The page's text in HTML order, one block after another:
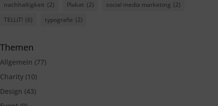
nachhaltigkeit (2) Plakat (2) social media marketing (2)
TELLiT! (6) typografie (2)
Themen
Allgemein (77)
Charity (10)
Design (43)